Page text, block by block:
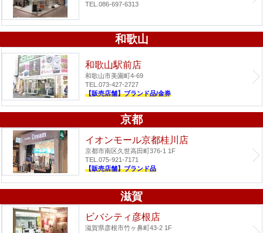
TEL.086-697-6313
和歌山
和歌山駅前店
和歌山市美園町4-69
TEL.073-427-2727
【販売店舗】ブランド品/金券
京都
イオンモール京都桂川店
京都市南区久世高田町376-1 1F
TEL.075-921-7171
【販売店舗】ブランド品
滋賀
ビバシティ彦根店
滋賀県彦根市竹ヶ鼻町43-2 1F